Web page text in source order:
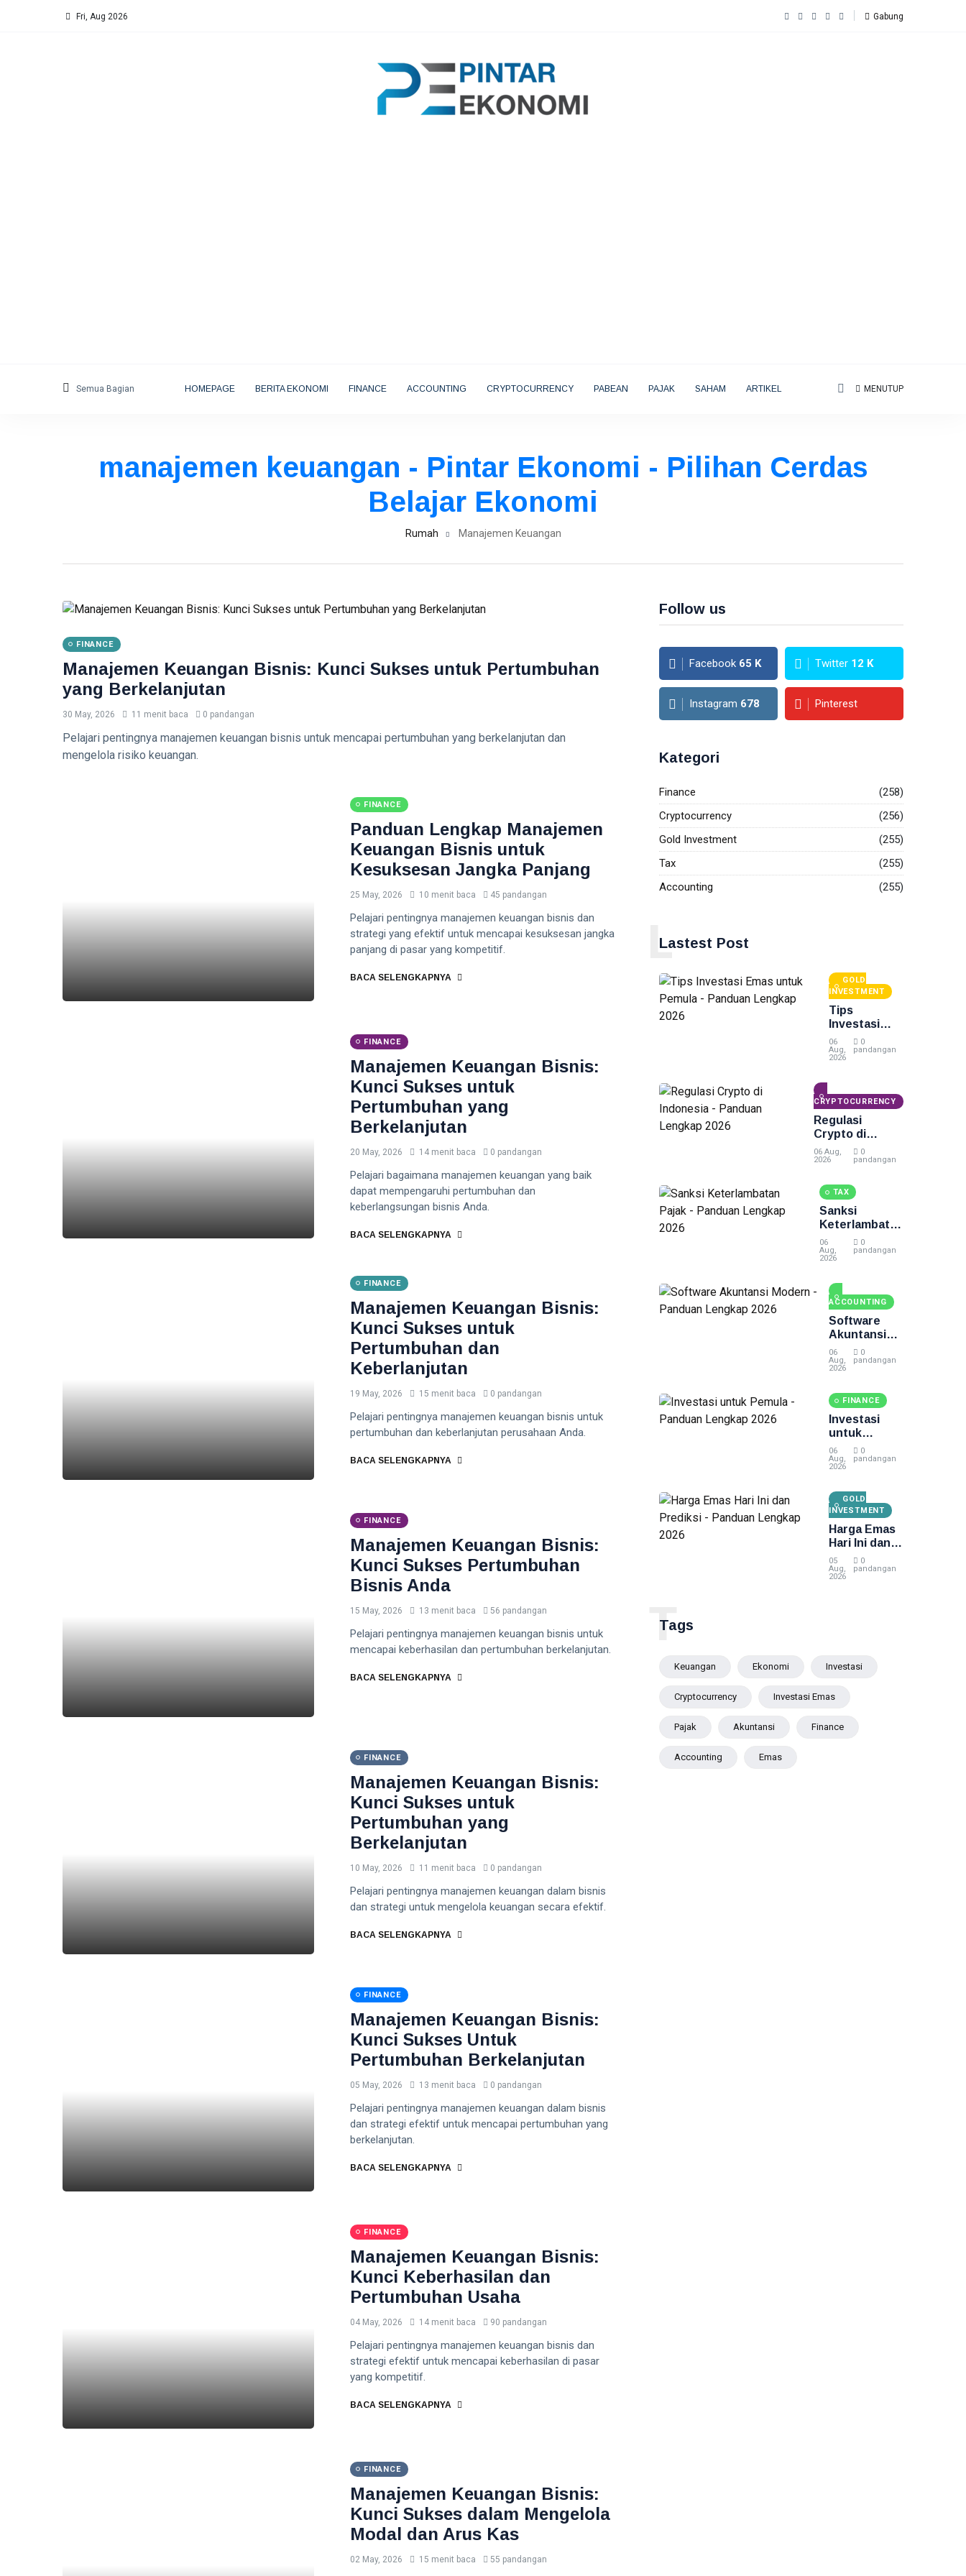
Fri, Aug 2026 Gabung
Semua Bagian HOMEPAGE BERITA EKONOMI FINANCE ACCOUNTING CRYPTOCURRENCY PABEAN PAJAK SAHAM ARTIKEL MENUTUP
manajemen keuangan - Pintar Ekonomi - Pilihan Cerdas
Belajar Ekonomi
Rumah Manajemen Keuangan
FINANCE
Manajemen Keuangan Bisnis: Kunci Sukses untuk Pertumbuhan
yang Berkelanjutan
30 May, 2026 11 menit baca 0 pandangan
Pelajari pentingnya manajemen keuangan bisnis untuk mencapai pertumbuhan yang berkelanjutan dan
mengelola risiko keuangan.
FINANCE
Panduan Lengkap Manajemen
Keuangan Bisnis untuk
Kesuksesan Jangka Panjang
25 May, 2026 10 menit baca 45 pandangan
Pelajari pentingnya manajemen keuangan bisnis dan
strategi yang efektif untuk mencapai kesuksesan jangka
panjang di pasar yang kompetitif.
BACA SELENGKAPNYA
FINANCE
Manajemen Keuangan Bisnis:
Kunci Sukses untuk
Pertumbuhan yang
Berkelanjutan
20 May, 2026 14 menit baca 0 pandangan
Pelajari bagaimana manajemen keuangan yang baik
dapat mempengaruhi pertumbuhan dan
keberlangsungan bisnis Anda.
BACA SELENGKAPNYA
FINANCE
Manajemen Keuangan Bisnis:
Kunci Sukses untuk
Pertumbuhan dan
Keberlanjutan
19 May, 2026 15 menit baca 0 pandangan
Pelajari pentingnya manajemen keuangan bisnis untuk
pertumbuhan dan keberlanjutan perusahaan Anda.
BACA SELENGKAPNYA
FINANCE
Manajemen Keuangan Bisnis:
Kunci Sukses Pertumbuhan
Bisnis Anda
15 May, 2026 13 menit baca 56 pandangan
Pelajari pentingnya manajemen keuangan bisnis untuk
mencapai keberhasilan dan pertumbuhan berkelanjutan.
BACA SELENGKAPNYA
FINANCE
Manajemen Keuangan Bisnis:
Kunci Sukses untuk
Pertumbuhan yang
Berkelanjutan
10 May, 2026 11 menit baca 0 pandangan
Pelajari pentingnya manajemen keuangan dalam bisnis
dan strategi untuk mengelola keuangan secara efektif.
BACA SELENGKAPNYA
FINANCE
Manajemen Keuangan Bisnis:
Kunci Sukses Untuk
Pertumbuhan Berkelanjutan
05 May, 2026 13 menit baca 0 pandangan
Pelajari pentingnya manajemen keuangan dalam bisnis
dan strategi efektif untuk mencapai pertumbuhan yang
berkelanjutan.
BACA SELENGKAPNYA
FINANCE
Manajemen Keuangan Bisnis:
Kunci Keberhasilan dan
Pertumbuhan Usaha
04 May, 2026 14 menit baca 90 pandangan
Pelajari pentingnya manajemen keuangan bisnis dan
strategi efektif untuk mencapai keberhasilan di pasar
yang kompetitif.
BACA SELENGKAPNYA
FINANCE
Manajemen Keuangan Bisnis:
Kunci Sukses dalam Mengelola
Modal dan Arus Kas
02 May, 2026 15 menit baca 55 pandangan
Follow us
Facebook 65 K Twitter 12 K
Instagram 678 Pinterest
Kategori
Finance
(258)
Cryptocurrency
(256)
Gold Investment
(255)
Tax
(255)
Accounting
(255)
Lastest Post
L
GOLD
INVESTMENT
Tips
Investasi
Emas untuk
Pemula -
2026
06
Aug,
2026
0
pandangan
CRYPTOCURRENCY
Regulasi
Crypto di
Indonesia -
Panduan
06 Aug,
2026
0
pandangan
TAX
Sanksi
Keterlambatan
Pajak -
Panduan
06
Aug,
2026
0
pandangan
ACCOUNTING
Software
Akuntansi
Modern -
Panduan
06
Aug,
2026
0
pandangan
FINANCE
Investasi
untuk
Pemula -
Panduan
06
Aug,
2026
0
pandangan
GOLD
INVESTMENT
Harga Emas
Hari Ini dan
Prediksi -
Panduan
05
Aug,
2026
0
pandangan
Tags
T
Keuangan Ekonomi Investasi
Cryptocurrency Investasi Emas
Pajak Akuntansi Finance
Accounting Emas